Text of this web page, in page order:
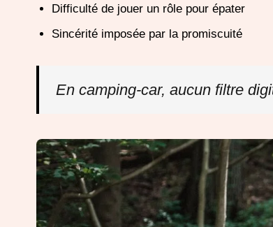
Difficulté de jouer un rôle pour épater
Sincérité imposée par la promiscuité
En camping-car, aucun filtre